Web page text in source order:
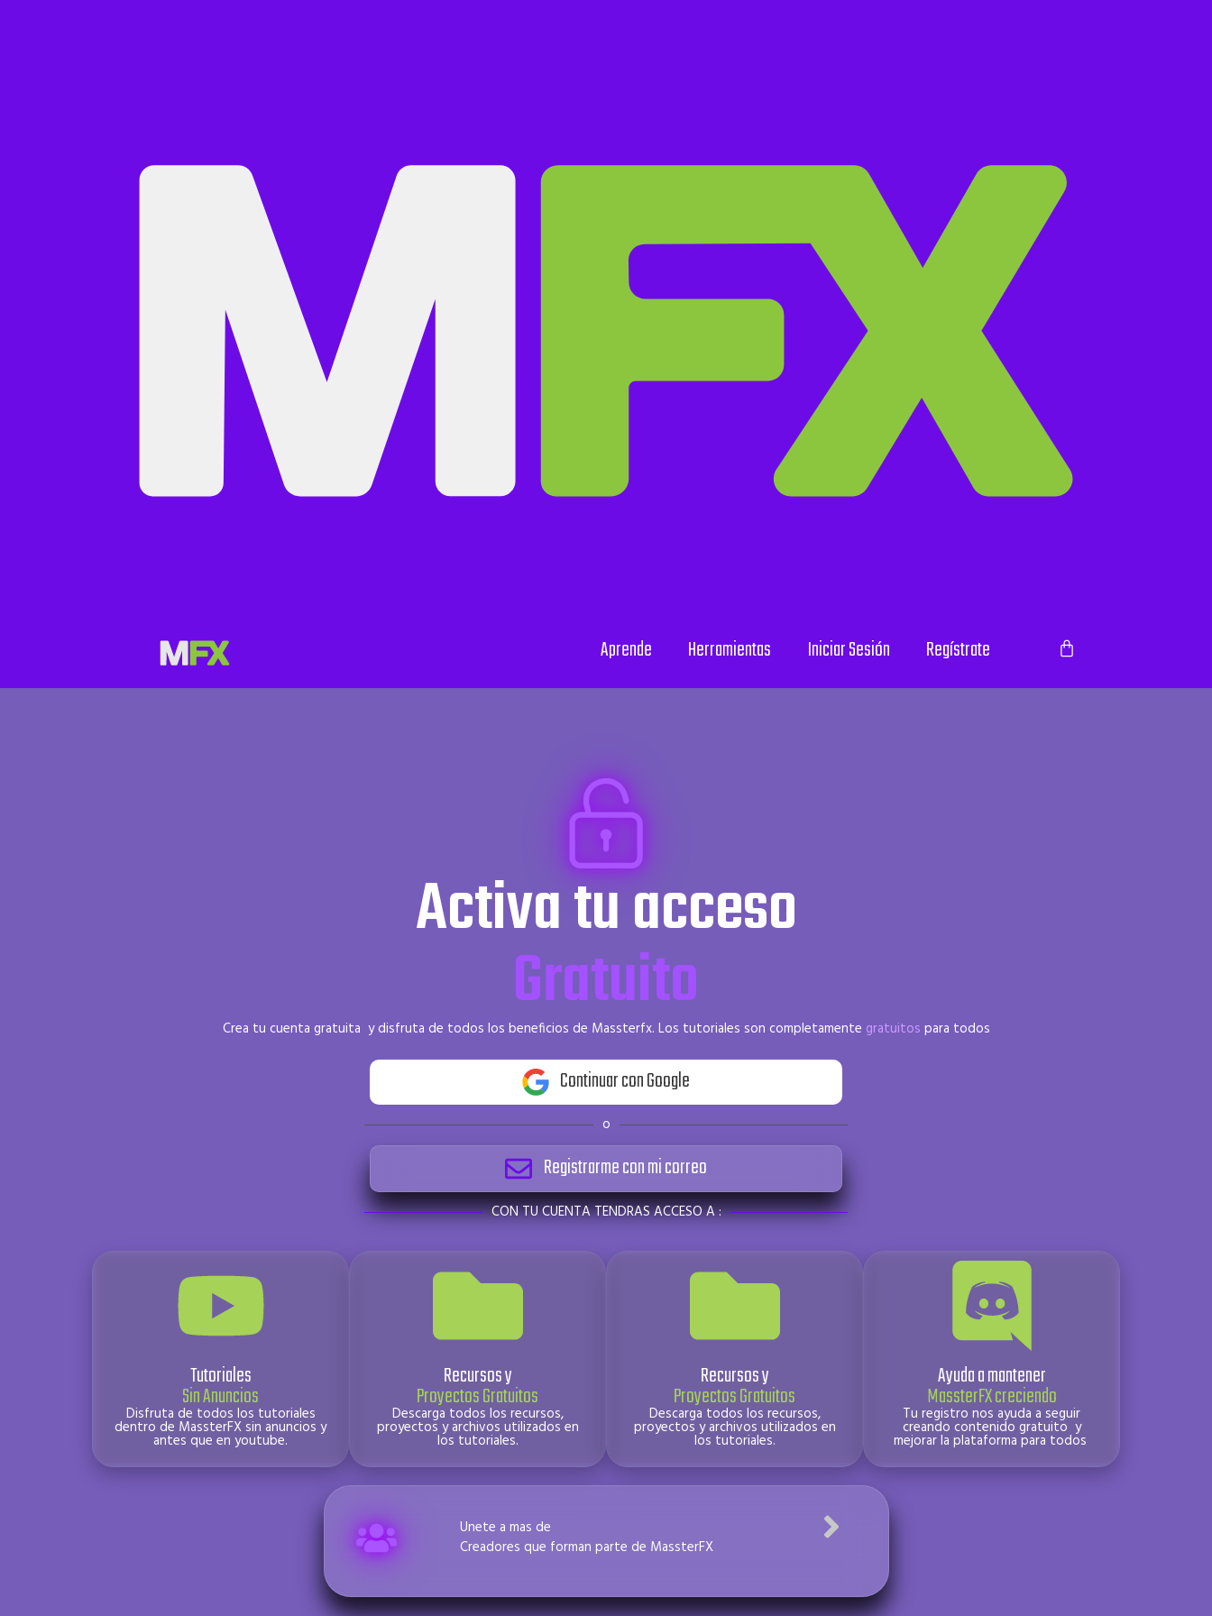
Aprende Herramientas Iniciar Sesión Regístrate
Activa tu acceso
Gratuito
Crea tu cuenta gratuita y disfruta de todos los beneficios de Massterfx. Los tutoriales son completamente gratuitos para todos
Continuar con Google
o
Registrarme con mi correo
CON TU CUENTA TENDRAS ACCESO A :
Tutoriales
Sin Anuncios
Disfruta de todos los tutoriales
dentro de MassterFX sin anuncios y
antes que en youtube.
Recursos y
Proyectos Gratuitos
Descarga todos los recursos,
proyectos y archivos utilizados en
los tutoriales.
Recursos y
Proyectos Gratuitos
Descarga todos los recursos,
proyectos y archivos utilizados en
los tutoriales.
Ayuda a mantener
MassterFX creciendo
Tu registro nos ayuda a seguir
creando contenido gratuito y
mejorar la plataforma para todos
Unete a mas de
Creadores que forman parte de MassterFX